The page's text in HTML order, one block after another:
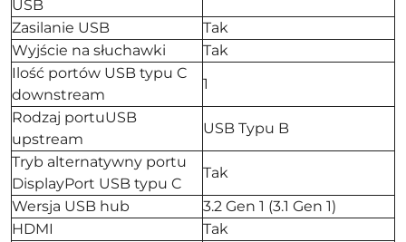
USB
Zasilanie USB
Tak
Wyjście na słuchawki
Tak
Ilość portów USB typu C
downstream
1
Rodzaj portuUSB
upstream
USB Typu B
Tryb alternatywny portu
DisplayPort USB typu C
Tak
Wersja USB hub
3.2 Gen 1 (3.1 Gen 1)
HDMI
Tak